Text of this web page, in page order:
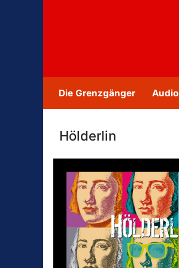
Die Grenzgänger Audio
Hölderlin